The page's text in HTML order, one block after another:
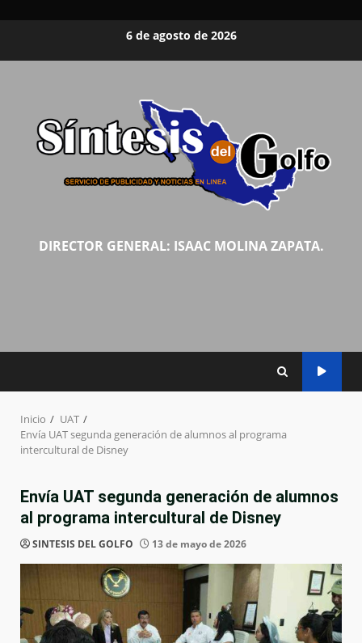
6 de agosto de 2026
DIRECTOR GENERAL: ISAAC MOLINA ZAPATA.
Inicio
UAT
Envía UAT segunda generación de alumnos al programa
intercultural de Disney
Envía UAT segunda generación de alumnos
al programa intercultural de Disney
SINTESIS DEL GOLFO 13 de mayo de 2026